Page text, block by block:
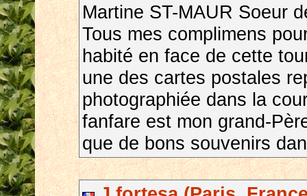
Martine ST-MAUR Soeur
Tous mes complimens
habité en face de cette
une des cartes postales
photographiée dans la
fanfare est mon grand-
que de bons souvenirs